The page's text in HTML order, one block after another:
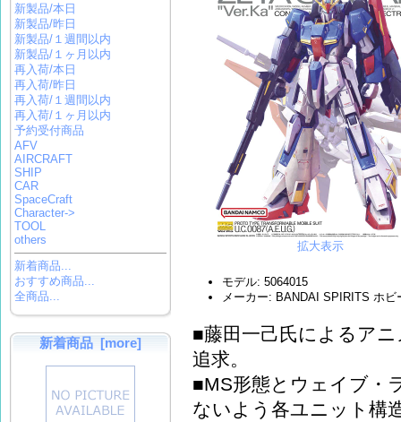
新製品/本日
新製品/昨日
新製品/１週間以内
新製品/１ヶ月以内
再入荷/本日
再入荷/昨日
再入荷/１週間以内
再入荷/１ヶ月以内
予約受付商品
AFV
AIRCRAFT
SHIP
CAR
SpaceCraft
Character->
TOOL
others
新着商品...
おすすめ商品...
全商品...
新着商品 [more]
拡大表示
モデル: 5064015
メーカー: BANDAI SPIRITS ホビ
■藤田一己氏によるア
追求。
■MS形態とウェイブ・
ないよう各ユニット構